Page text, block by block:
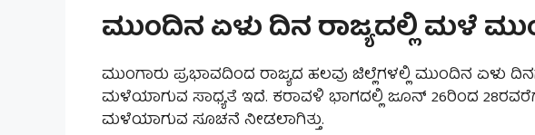
ಮುಂದಿನ ಏಳು ದಿನ ರಾಜ್ಯದಲ್ಲಿ ಮಳೆ
ಮುಂಗಾರು ಪ್ರಭಾವದಿಂದ ರಾಜ್ಯದ ಹಲವು ಜಿಲ್ಲೆಗಳಲ್ಲಿ ಮುಂದಿನ ಏಳು
ಮಳೆಯಾಗುವ ಸಾಧ್ಯತೆ ಇದೆ. ಕರಾವಳಿ ಭಾಗದಲ್ಲಿ ಜೂನ್ 26ರಿಂದ
ಮಳೆಯಾಗುವ ಸೂಚನೆ ನೀಡಲಾಗಿತ್ತು.